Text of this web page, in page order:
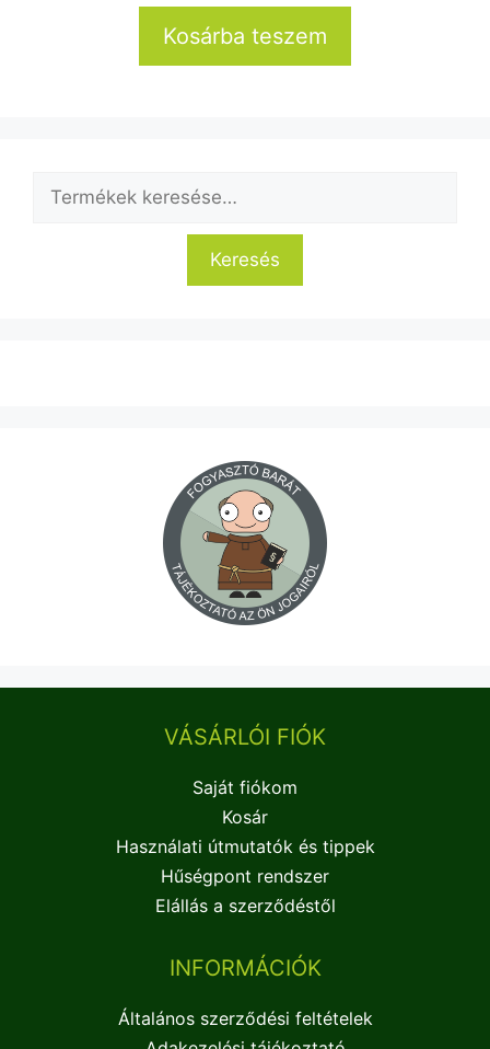
Kosárba teszem
Keresés
VÁSÁRLÓI FIÓK
Saját fiókom
Kosár
Használati útmutatók és tippek
Hűségpont rendszer
Elállás a szerződéstől
INFORMÁCIÓK
Általános szerződési feltételek